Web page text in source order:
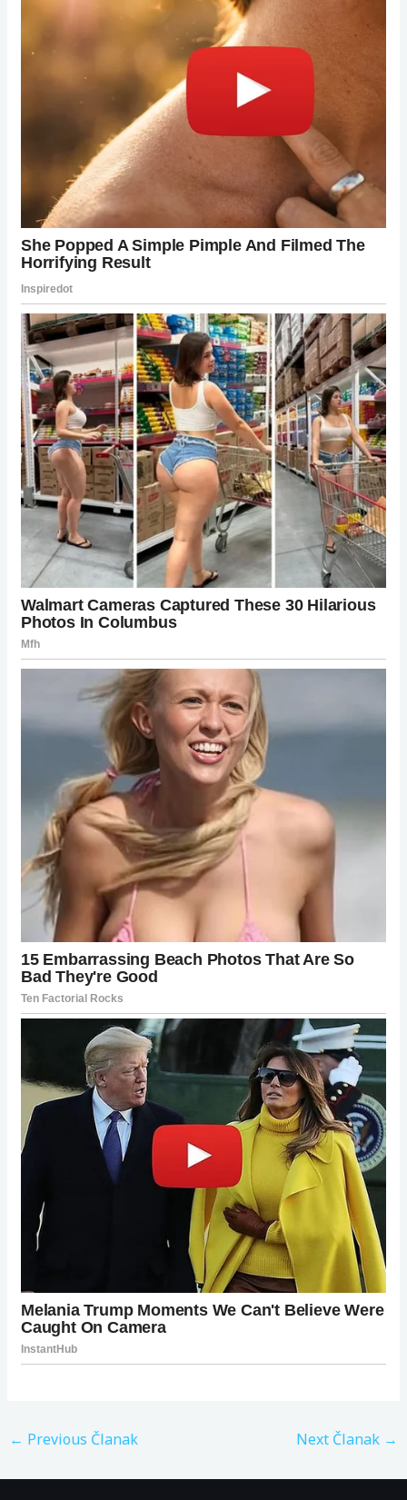
← Previous Članak Next Članak →